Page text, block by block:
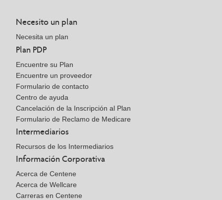
Necesito un plan
Necesita un plan
Plan PDP
Encuentre su Plan
Encuentre un proveedor
Formulario de contacto
Centro de ayuda
Cancelación de la Inscripción al Plan
Formulario de Reclamo de Medicare
Intermediarios
Recursos de los Intermediarios
Información Corporativa
Acerca de Centene
Acerca de Wellcare
Carreras en Centene